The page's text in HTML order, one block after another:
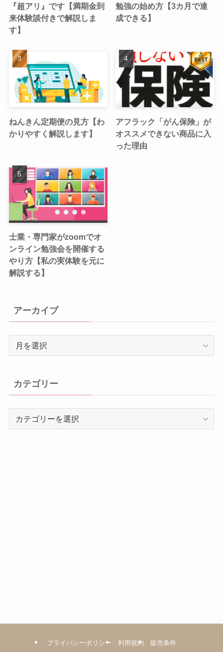
『超アリ』です【満期金到
来体験談付きで解説しま
す】
勉強の始め方【3カ月で達
成できる】
ねんきん定期便の見方【わ
かりやすく解説します】
アフラック「がん保険」が
オススメできない商品に入
った理由
士業・専門家がzoomでオ
ンライン勉強会を開催する
やり方【私の実体験を元に
解説する】
アーカイブ
ブ
カテゴリー
プライバシーポリシー 利用規約 販売条件